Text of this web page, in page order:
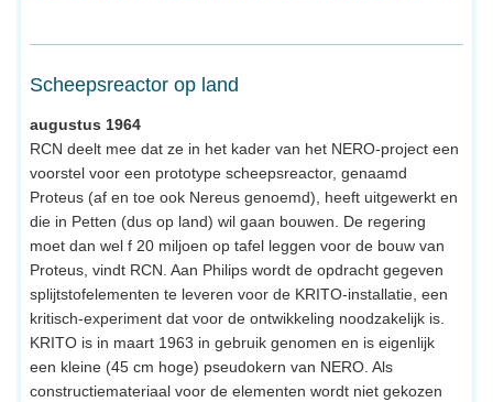
Scheepsreactor op land
augustus 1964
RCN deelt mee dat ze in het kader van het NERO-project een
voorstel voor een prototype scheepsreactor, genaamd
Proteus (af en toe ook Nereus genoemd), heeft uitgewerkt en
die in Petten (dus op land) wil gaan bouwen. De regering
moet dan wel f 20 miljoen op tafel leggen voor de bouw van
Proteus, vindt RCN. Aan Philips wordt de opdracht gegeven
splijtstofelementen te leveren voor de KRITO-installatie, een
kritisch-experiment dat voor de ontwikkeling noodzakelijk is.
KRITO is in maart 1963 in gebruik genomen en is eigenlijk
een kleine (45 cm hoge) pseudokern van NERO. Als
constructiemateriaal voor de elementen wordt niet gekozen